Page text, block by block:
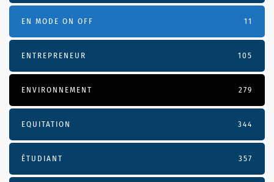
EN MODE ON OFF 11
ENTREPRENEUR 105
ENVIRONNEMENT 279
EQUITATION 344
ÉTUDIANT 357